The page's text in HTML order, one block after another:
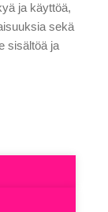
ja käyttöä,
sekä
sisältöä ja